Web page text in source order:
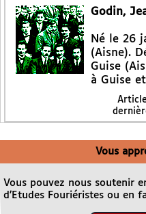
Godin,
Né le 26
(Aisne).
Guise
à Guise
Vous
Vous pouvez nous soutenir
d’Etudes Fouriéristes ou en